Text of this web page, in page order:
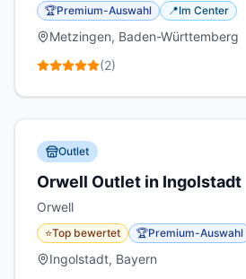
🏆Premium-Auswahl 📍Im Center
Metzingen, Baden-Württemberg
(2)
Outlet
Orwell Outlet in Ingolstadt
Orwell
⭐Top bewertet 🏆Premium-Auswahl
Ingolstadt, Bayern